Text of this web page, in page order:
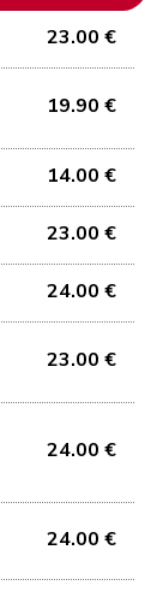
23.00 €
19.90 €
14.00 €
23.00 €
24.00 €
23.00 €
24.00 €
24.00 €